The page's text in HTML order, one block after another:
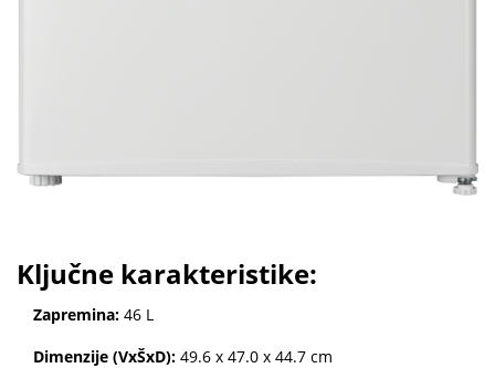
Ključne karakteristike:
Zapremina: 46 L
Dimenzije (VxŠxD): 49.6 x 47.0 x 44.7 cm